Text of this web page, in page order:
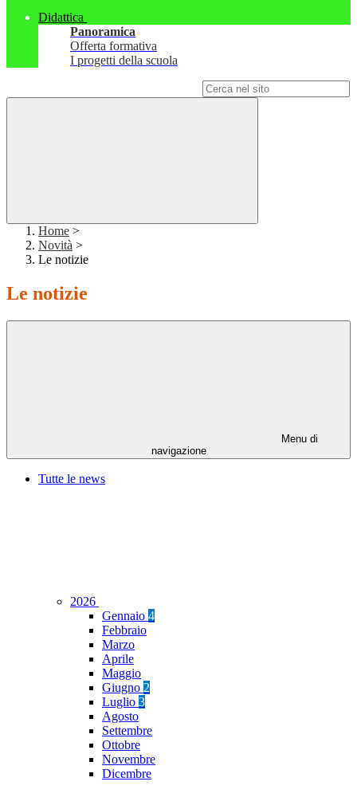
Didattica
Panoramica
Offerta formativa
I progetti della scuola
Home >
Novità >
Le notizie
Le notizie
Menu di
navigazione
Tutte le news
2026
Gennaio 4
Febbraio
Marzo
Aprile
Maggio
Giugno 2
Luglio 3
Agosto
Settembre
Ottobre
Novembre
Dicembre